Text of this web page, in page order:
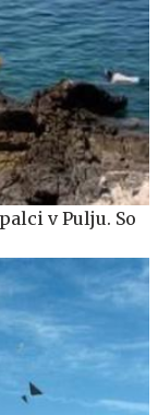
v Pulju. So